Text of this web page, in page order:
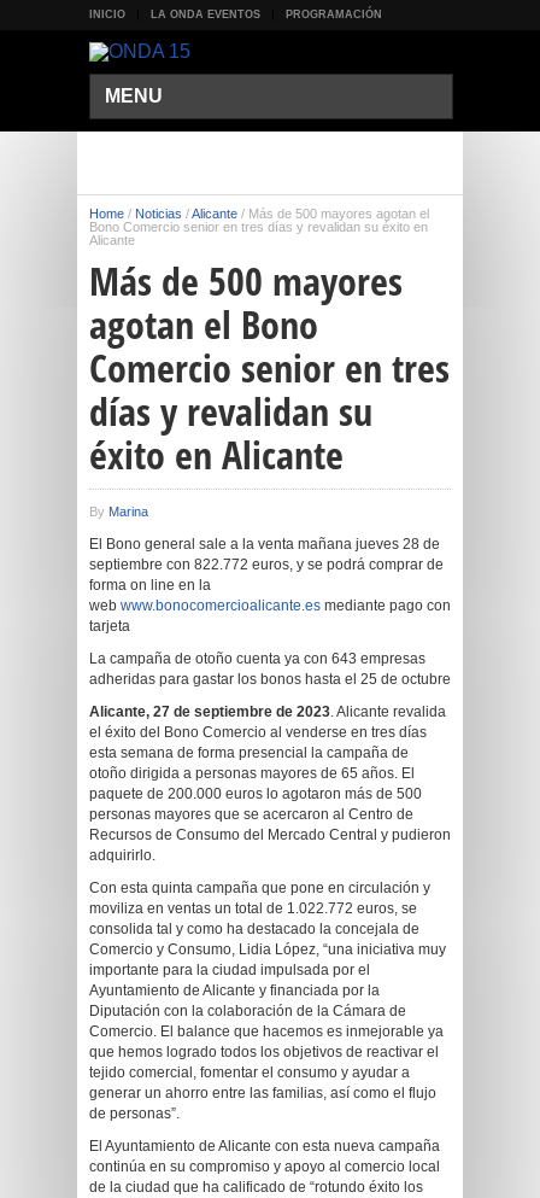
INICIO LA ONDA EVENTOS PROGRAMACIÓN
MENU
Home / Noticias /Alicante / Más de 500 mayores agotan el
Bono Comercio senior en tres días y revalidan su éxito en
Alicante
Más de 500 mayores
agotan el Bono
Comercio senior en tres
días y revalidan su
éxito en Alicante
By Marina
El Bono general sale a la venta mañana jueves 28 de
septiembre con 822.772 euros, y se podrá comprar de
forma on line en la
web www.bonocomercioalicante.es mediante pago con
tarjeta
La campaña de otoño cuenta ya con 643 empresas
adheridas para gastar los bonos hasta el 25 de octubre
Alicante, 27 de septiembre de 2023. Alicante revalida
el éxito del Bono Comercio al venderse en tres días
esta semana de forma presencial la campaña de
otoño dirigida a personas mayores de 65 años. El
paquete de 200.000 euros lo agotaron más de 500
personas mayores que se acercaron al Centro de
Recursos de Consumo del Mercado Central y pudieron
adquirirlo.
Con esta quinta campaña que pone en circulación y
moviliza en ventas un total de 1.022.772 euros, se
consolida tal y como ha destacado la concejala de
Comercio y Consumo, Lidia López, “una iniciativa muy
importante para la ciudad impulsada por el
Ayuntamiento de Alicante y financiada por la
Diputación con la colaboración de la Cámara de
Comercio. El balance que hacemos es inmejorable ya
que hemos logrado todos los objetivos de reactivar el
tejido comercial, fomentar el consumo y ayudar a
generar un ahorro entre las familias, así como el flujo
de personas”.
El Ayuntamiento de Alicante con esta nueva campaña
continúa en su compromiso y apoyo al comercio local
de la ciudad que ha calificado de “rotundo éxito los